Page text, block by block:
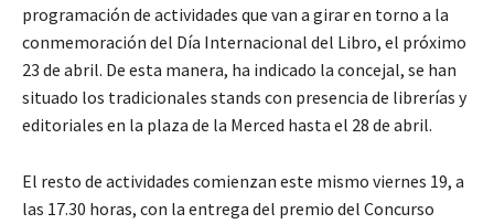
programación de actividades que van a girar en torno a la
conmemoración del Día Internacional del Libro, el próximo
23 de abril. De esta manera, ha indicado la concejal, se han
situado los tradicionales stands con presencia de librerías y
editoriales en la plaza de la Merced hasta el 28 de abril.
El resto de actividades comienzan este mismo viernes 19, a
las 17.30 horas, con la entrega del premio del Concurso